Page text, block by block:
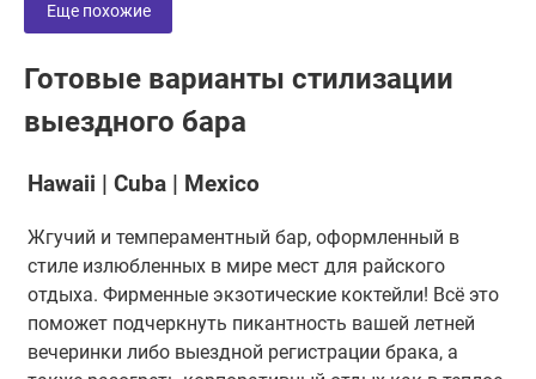
Еще похожие
Готовые варианты стилизации
выездного бара
Hawaii | Cuba | Mexico
Жгучий и темпераментный бар, оформленный в
стиле излюбленных в мире мест для райского
отдыха. Фирменные экзотические коктейли! Всё это
поможет подчеркнуть пикантность вашей летней
вечеринки либо выездной регистрации брака, а